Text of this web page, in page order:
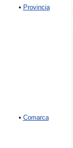
• Provincia
• Comarca